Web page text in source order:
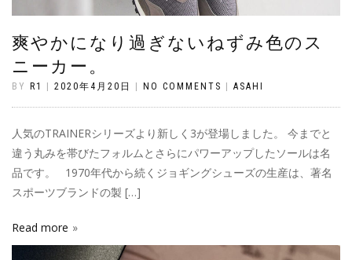
爽やかになり過ぎないねずみ色のス
ニーカー。
BY R1 2020年4月20日 NO COMMENTS ASAHI
人気のTRAINERシリーズより新しく3が登場しました。 今までと
違う丸みを帯びたフォルムとさらにパワーアップしたソールは名
品です。 1970年代から続くジョギングシューズの生産は、著名
スポーツブランドの製 […]
Read more